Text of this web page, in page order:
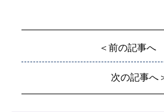
＜前の記事へ
次の記事へ